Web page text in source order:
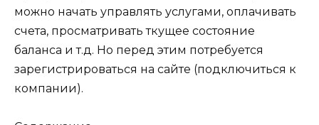
можно начать управлять услугами, оплачивать
счета, просматривать ткущее состояние
баланса и т.д. Но перед этим потребуется
зарегистрироваться на сайте (подключиться к
компании).